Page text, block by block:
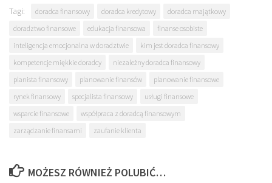
Tagi: doradca finansowy doradca kredytowy
doradca majątkowy
doradztwo finansowe
edukacja finansowa
finanse osobiste
inteligencja emocjonalna w doradztwie
kim jest doradca finansowy
kompetencje miękkie doradcy
niezależny doradca finansowy
planista finansowy
planowanie finansów
planowanie finansowe
rynek finansowy
specjalista finansowy
usługi finansowe
wsparcie finansowe
współpraca z doradcą finansowym
zarządzanie finansami
zaufanie klienta
MOŻESZ RÓWNIEŻ POLUBIĆ…